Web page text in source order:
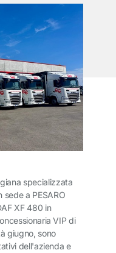
specializzata
sede a PESARO
XF 480 in
VIP di
giugno, sono
dell'azienda e